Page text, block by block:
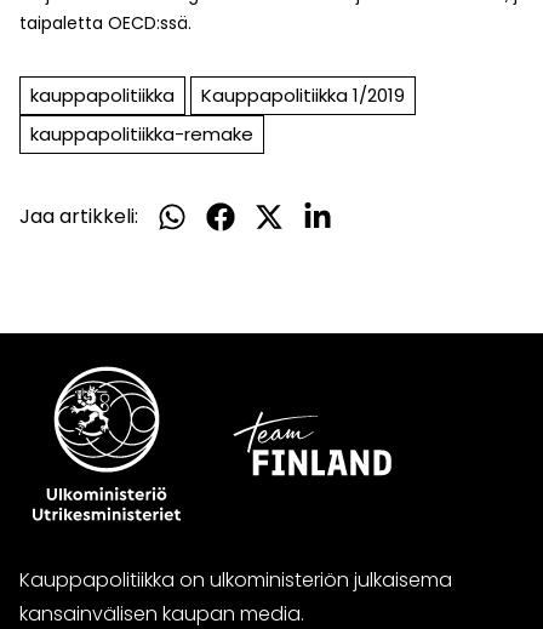
taipaletta OECD:ssä.
kauppapolitiikka
Kauppapolitiikka 1/2019
kauppapolitiikka-remake
Jaa artikkeli:
Jaa
Jaa
Jaa
Jaa
Kauppapolitiikka on ulkoministeriön julkaisema
kansainvälisen kaupan media.